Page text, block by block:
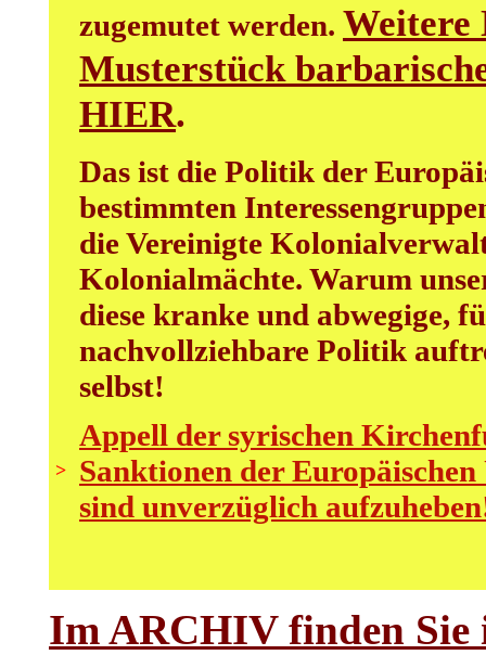
zugemutet werden. Weitere
Musterstück
HIER.
Das ist die Politik der
bestimmten
die Vereinigte
Kolonialmächte. Warum
diese kranke und abwegige,
nachvollziehbare Politik
selbst!
>
Appell der syrischen
Sanktionen der
sind unverzüglich
Im ARCHIV finden Sie